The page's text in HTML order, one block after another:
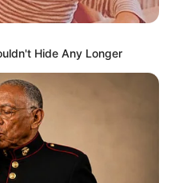
Bikin
Hide Any Longer